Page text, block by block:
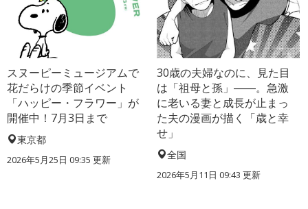
スヌーピーミュージアムで
花だらけの季節イベント
「ハッピー・フラワー」が
開催中！7月3日まで
東京都
2026年5月25日 09:35 更新
30歳の夫婦なのに、見た目
は「祖母と孫」――。急激
に老いる妻と成長が止まっ
た夫の漫画が描く「歳と幸
せ」
全国
2026年5月11日 09:43 更新